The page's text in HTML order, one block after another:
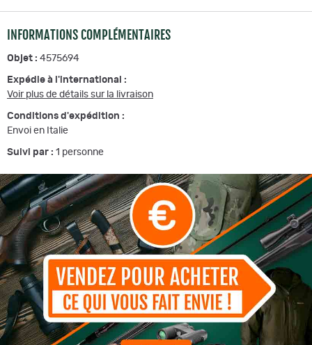
INFORMATIONS COMPLÉMENTAIRES
Objet : 4575694
Expédie à l'international :
Voir plus de détails sur la livraison
Conditions d'expédition :
Envoi en Italie
Suivi par : 1 personne